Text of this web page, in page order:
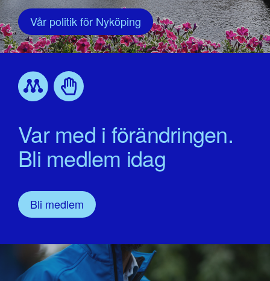
Vår politik för Nyköping
Var med i förändringen.
Bli medlem idag
Bli medlem